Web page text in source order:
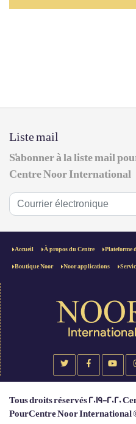
Liste mail
S'abonner à la liste mail
Centre Noor International
Accueil À propos du Centre Plateforme
Boutique Noor Noor applications
Tous droits réservés 2019-2020
PourCentre Noor International